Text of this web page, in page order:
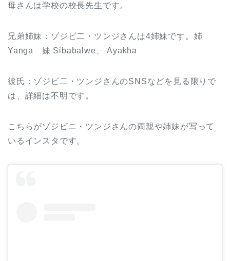
母さんは学校の校長先生です。
兄弟姉妹：ゾジビ二・ツンジさんは4姉妹です。姉
Yanga 妹 Sibabalwe、 Ayakha
彼氏：ゾジビ二・ツンジさんのSNSなどを見る限りで
は、詳細は不明です。
こちらがゾジビニ・ツンジさんの両親や姉妹が写って
いるインスタです。